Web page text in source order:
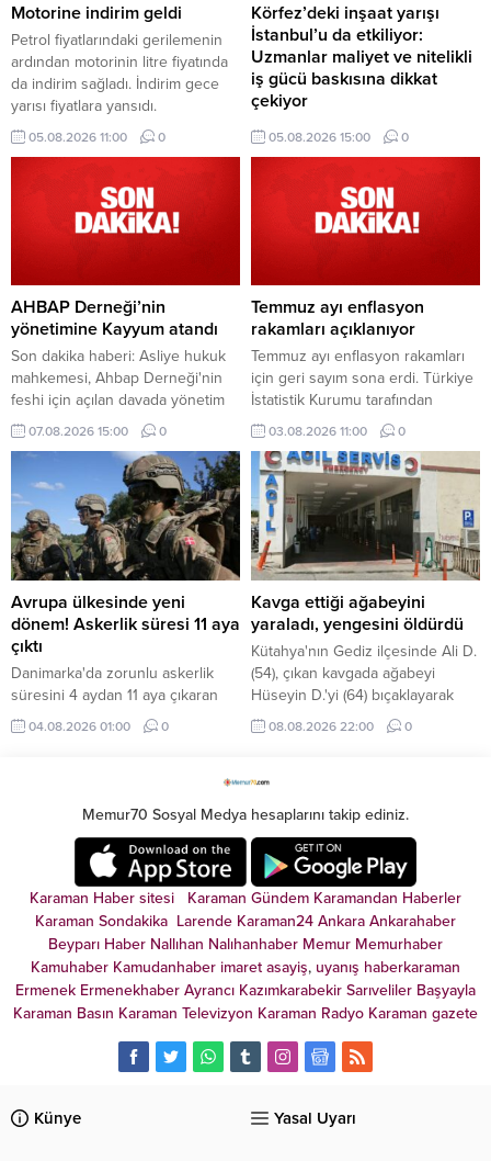
Motorine indirim geldi
Petrol fiyatlarındaki gerilemenin
ardından motorinin litre fiyatında
da indirim sağladı. İndirim gece
yarısı fiyatlara yansıdı.
05.08.2026 11:00 0
Körfez’deki inşaat yarışı
İstanbul’u da etkiliyor:
Uzmanlar maliyet ve nitelikli
iş gücü baskısına dikkat
çekiyor
Körfez ülkelerinde hızlanan otel,
konut ve karma kullanım projeleri,
hareketi olarak değil, Türkiye’deki
inşaat ekosistemini de etkileyen
yeni bir dalga olarak
05.08.2026 15:00 0
AHBAP Derneği’nin
yönetimine Kayyum atandı
Son dakika haberi: Asliye hukuk
mahkemesi, Ahbap Derneği'nin
feshi için açılan davada yönetim
kayyumu atanmasına hükmetti.
Derneğim tüm faaliyetleri
tedbiren durduruldu.
Mahkemenin bu kararı ile
derneğin fesih süreci başlamış
oldu.
07.08.2026 15:00 0
Temmuz ayı enflasyon
rakamları açıklanıyor
Temmuz ayı enflasyon rakamları
için geri sayım sona erdi. Türkiye
İstatistik Kurumu tarafından
açıklanacak veriler öncesinde
gözler saat 10.00'a çevrildi.
03.08.2026 11:00 0
Avrupa ülkesinde yeni
dönem! Askerlik süresi 11 aya
çıktı
Danimarka'da zorunlu askerlik
süresini 4 aydan 11 aya çıkaran
yeni uygulama kapsamında ilk
grup, askerlik hizmetine başladı.
04.08.2026 01:00 0
Kavga ettiği ağabeyini
yaraladı, yengesini öldürdü
Kütahya'nın Gediz ilçesinde Ali D.
(54), çıkan kavgada ağabeyi
Hüseyin D.'yi (64) bıçaklayarak
yaraladı, yengesi Sabriye D.'yi ise
(62) ise öldürdü. Ali D., olayın
gözaltına alındı.
08.08.2026 22:00 0
Memur70 Sosyal Medya hesaplarını takip ediniz.
Karaman Haber sitesi Karaman Gündem Karamandan Haberler
Karaman Sondakika Larende Karaman24 Ankara Ankarahaber
Beyparı Haber Nallıhan Nalıhanhaber Memur Memurhaber
Kamuhaber Kamudanhaber imaret asayiş, uyanış haberkaraman
Ermenek Ermenekhaber Ayrancı Kazımkarabekir Sarıveliler Başyayla
Karaman Basın Karaman Televizyon Karaman Radyo Karaman gazete
Künye Yasal Uyarı